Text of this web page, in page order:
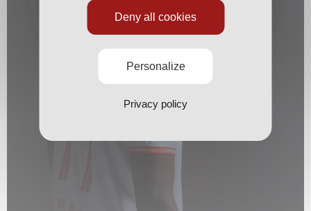
Deny all cookies
Personalize
Privacy policy